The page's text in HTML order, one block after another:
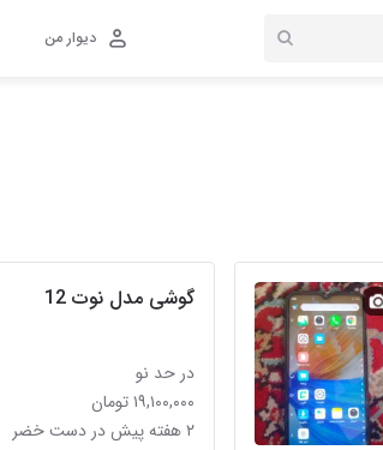
دیوار من
گوشی مدل نوت 12
در حد نو
۱۹,۱۰۰,۰۰۰ تومان
۲ هفته پیش در دست خضر